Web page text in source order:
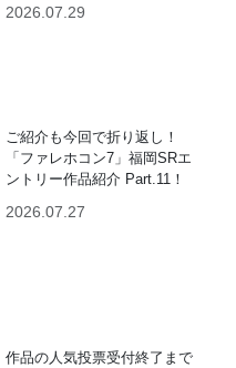
2026.07.29
ご紹介も今回で折り返し！
「ファレホコン7」福岡SRエ
ントリー作品紹介 Part.11！
2026.07.27
作品の人気投票受付終了まで